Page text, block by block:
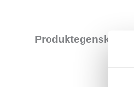
Produktegenskaper